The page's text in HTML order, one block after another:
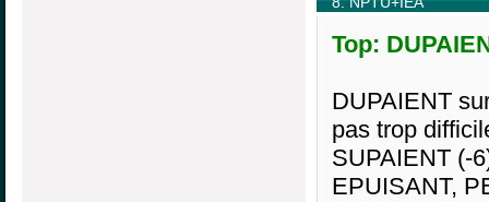
Top:
DUPAIENT
pas trop
SUPAIENT (-
EPUISANT,